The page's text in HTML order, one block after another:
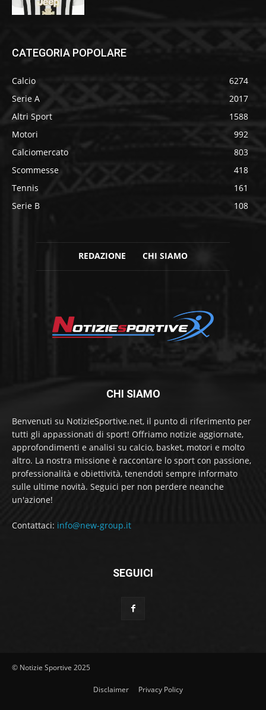
CATEGORIA POPOLARE
Calcio
6274
Serie A
2017
Altri Sport
1588
Motori
992
Calciomercato
803
Scommesse
418
Tennis
161
Serie B
108
REDAZIONE CHI SIAMO
CHI SIAMO
Benvenuti su NotizieSportive.net, il punto di riferimento per
tutti gli appassionati di sport! Offriamo notizie aggiornate,
approfondimenti e analisi su calcio, basket, motori e molto
altro. La nostra missione è raccontare lo sport con passione,
professionalità e obiettività, tenendoti sempre informato
sulle ultime novità. Seguici per non perdere neanche
un'azione!
Contattaci: info@new-group.it
SEGUICI
© Notizie Sportive 2025
Disclaimer Privacy Policy